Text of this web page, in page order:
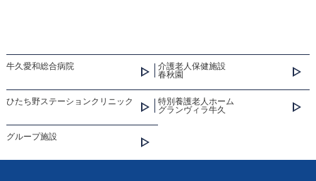
牛久愛和総合病院
介護老人保健施設
春秋園
ひたち野ステーションクリニック
特別養護老人ホーム
グランヴィラ牛久
グループ施設